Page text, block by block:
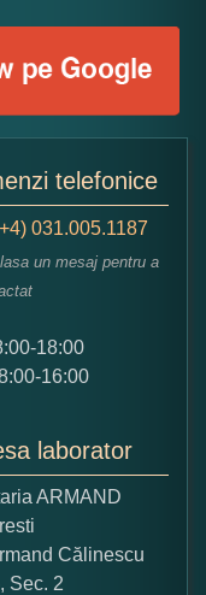
telefonice
031.005.1187
un mesaj pentru a
18:00
16:00
laborator
ARMAND
Călinescu
Sec. 2